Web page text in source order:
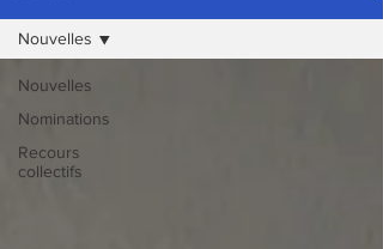
Nouvelles
Nominations
Recours
collectifs
Nouvelles